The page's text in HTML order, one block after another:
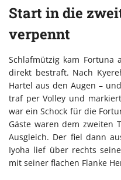
Start in die
verpennt
Schlafmützig kam
direkt bestraft. Nach
Hartel aus den Augen –
traf per Volley und
war ein Schock für die
Gäste waren dem zweiten
Ausgleich. Der fiel dann
Iyoha lief über rechts
mit seiner flachen Flanke